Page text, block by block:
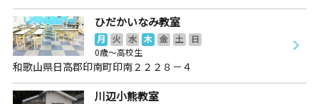
ひだかいなみ教室
月 火 水 木 金 土
日
0歳～高校生
和歌山県日高郡印南町印南２２２８－４
川辺小熊教室